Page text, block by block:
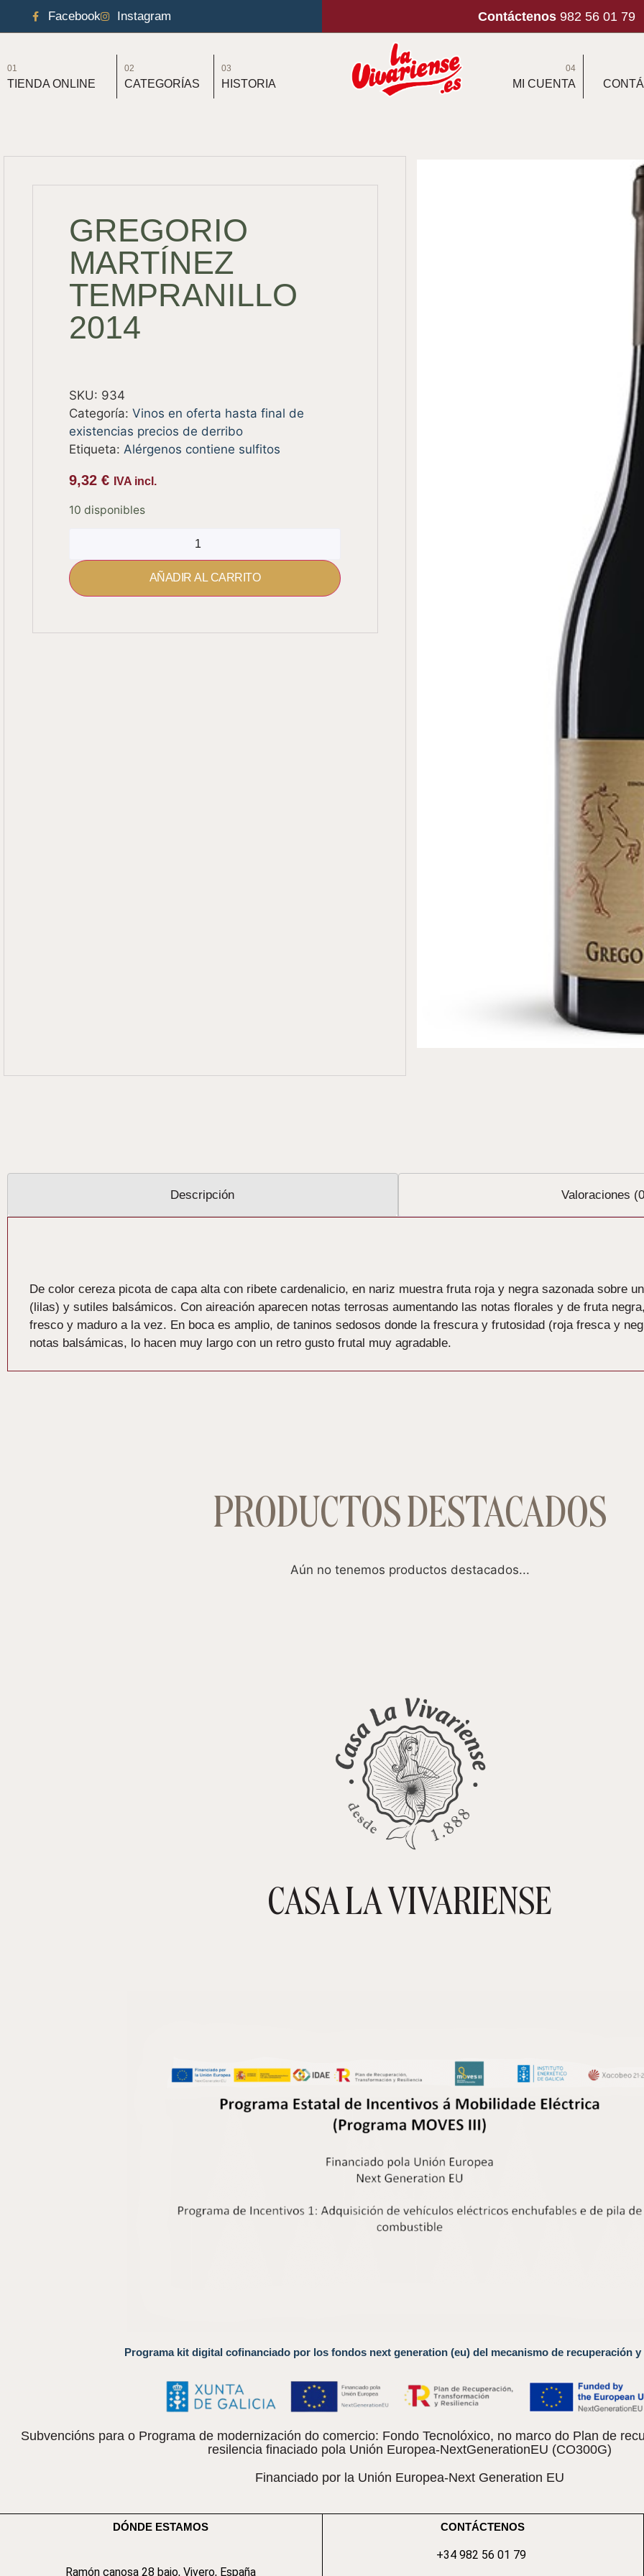
Facebook Instagram Contáctenos 982 56 01 79
01
TIENDA ONLINE
02
CATEGORÍAS
03
HISTORIA
04
MI CUENTA
GREGORIO
MARTÍNEZ
TEMPRANILLO
2014
SKU: 934
Categoría: Vinos en oferta hasta final de
existencias precios de derribo
Etiqueta: Alérgenos contiene sulfitos
9,32 € IVA incl.
10 disponibles
AÑADIR AL CARRITO
Descripción Valoraciones
De color cereza picota de capa alta con ribete cardenalicio, en nariz muestra fruta roja y negra sazonada sobre
(lilas) y sutiles balsámicos. Con aireación aparecen notas terrosas aumentando las notas florales y de fruta
fresco y maduro a la vez. En boca es amplio, de taninos sedosos donde la frescura y frutosidad (roja fresca y
notas balsámicas, lo hacen muy largo con un retro gusto frutal muy agradable.
PRODUCTOS DESTACADOS
Aún no tenemos productos destacados...
CASA LA VIVARIENSE
Programa kit digital cofinanciado por los fondos next generation (eu) del mecanismo de recuperación y
Subvencións para o Programa de modernización do comercio: Fondo Tecnolóxico, no marco do Plan de
resilencia finaciado pola Unión Europea-NextGenerationEU (CO300G)
Financiado por la Unión Europea-Next Generation EU
DÓNDE ESTAMOS
Ramón canosa 28 bajo, Vivero, España
CONTÁCTENOS
+34 982 56 01 79